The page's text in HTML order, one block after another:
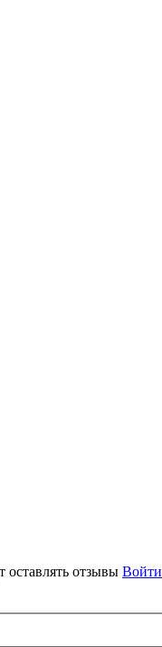
оставлять отзывы Войти